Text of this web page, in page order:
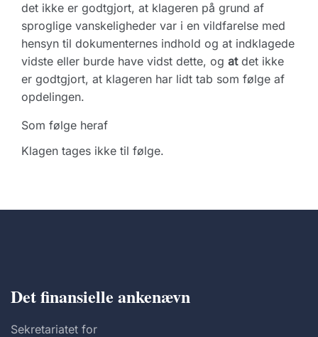
det ikke er godtgjort, at klageren på grund af
sproglige vanskeligheder var i en vildfarelse med
hensyn til dokumenternes indhold og at indklagede
vidste eller burde have vidst dette, og atdet ikke
er godtgjort, at klageren har lidt tab som følge af
opdelingen.
Som følge heraf
Klagen tages ikke til følge.
Det finansielle ankenævn
Sekretariatet for